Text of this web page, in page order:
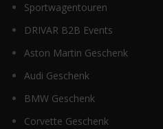
Sportwagentouren
DRIVAR B2B Events
Aston Martin Geschenk
Audi Geschenk
BMW Geschenk
Corvette Geschenk